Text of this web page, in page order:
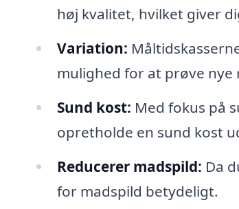
høj kvalitet, hvilket giver
Variation:
mulighed for at prøve nye
Sund kost: Med fokus på
opretholde en sund kost
Reducerer madspild: Da
for madspild betydeligt.